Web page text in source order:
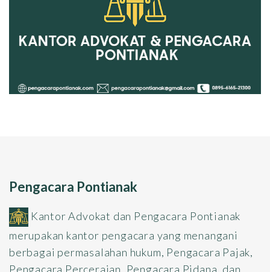
Pengacara Pontianak
Kantor Advokat dan Pengacara Pontianak
merupakan kantor pengacara yang menangani
berbagai permasalahan hukum, Pengacara Pajak,
Pengacara Perceraian, Pengacara Pidana, dan